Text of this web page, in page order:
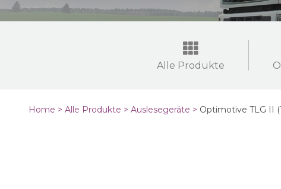
Alle Produkte
Home > Alle Produkte > Auslesegeräte > Optimotive TLG II